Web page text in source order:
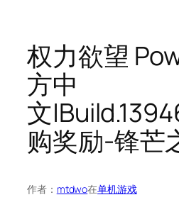
权力欲望
方中
文
购奖励-锋芒
作者： mtdwo在单机游戏